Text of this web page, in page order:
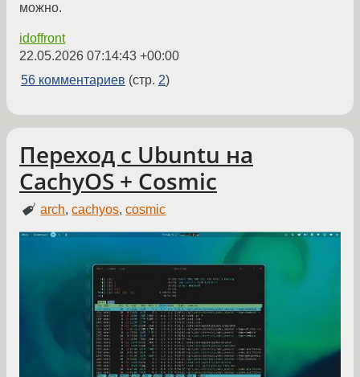
можно.
idoffront
22.05.2026 07:14:43 +00:00
56 комментариев (стр. 2)
Переход с Ubuntu на
CachyOS + Cosmic
arch,cachyos,cosmic